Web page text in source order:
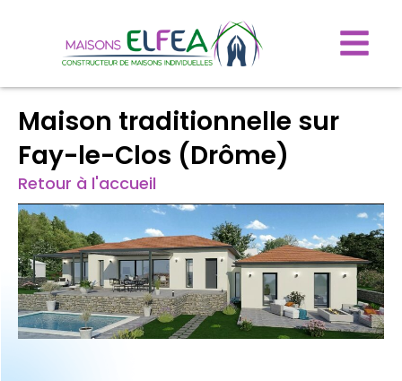
Maison traditionnelle sur
Fay-le-Clos (Drôme)
Retour à l'accueil